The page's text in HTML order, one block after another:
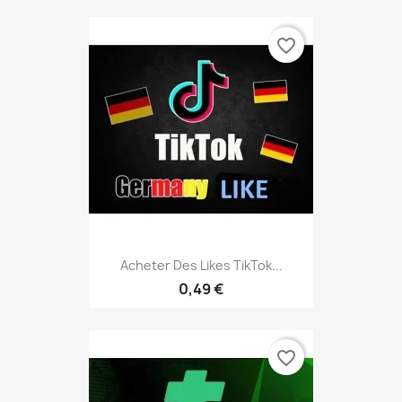
Acheter Des Likes TikTok...
0,49 €
favorite_border
favorite_border